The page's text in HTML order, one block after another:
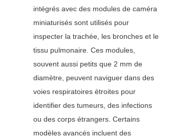
intégrés avec des modules de caméra
miniaturisés sont utilisés pour
inspecter la trachée, les bronches et le
tissu pulmonaire. Ces modules,
souvent aussi petits que 2 mm de
diamètre, peuvent naviguer dans des
voies respiratoires étroites pour
identifier des tumeurs, des infections
ou des corps étrangers. Certains
modèles avancés incluent des